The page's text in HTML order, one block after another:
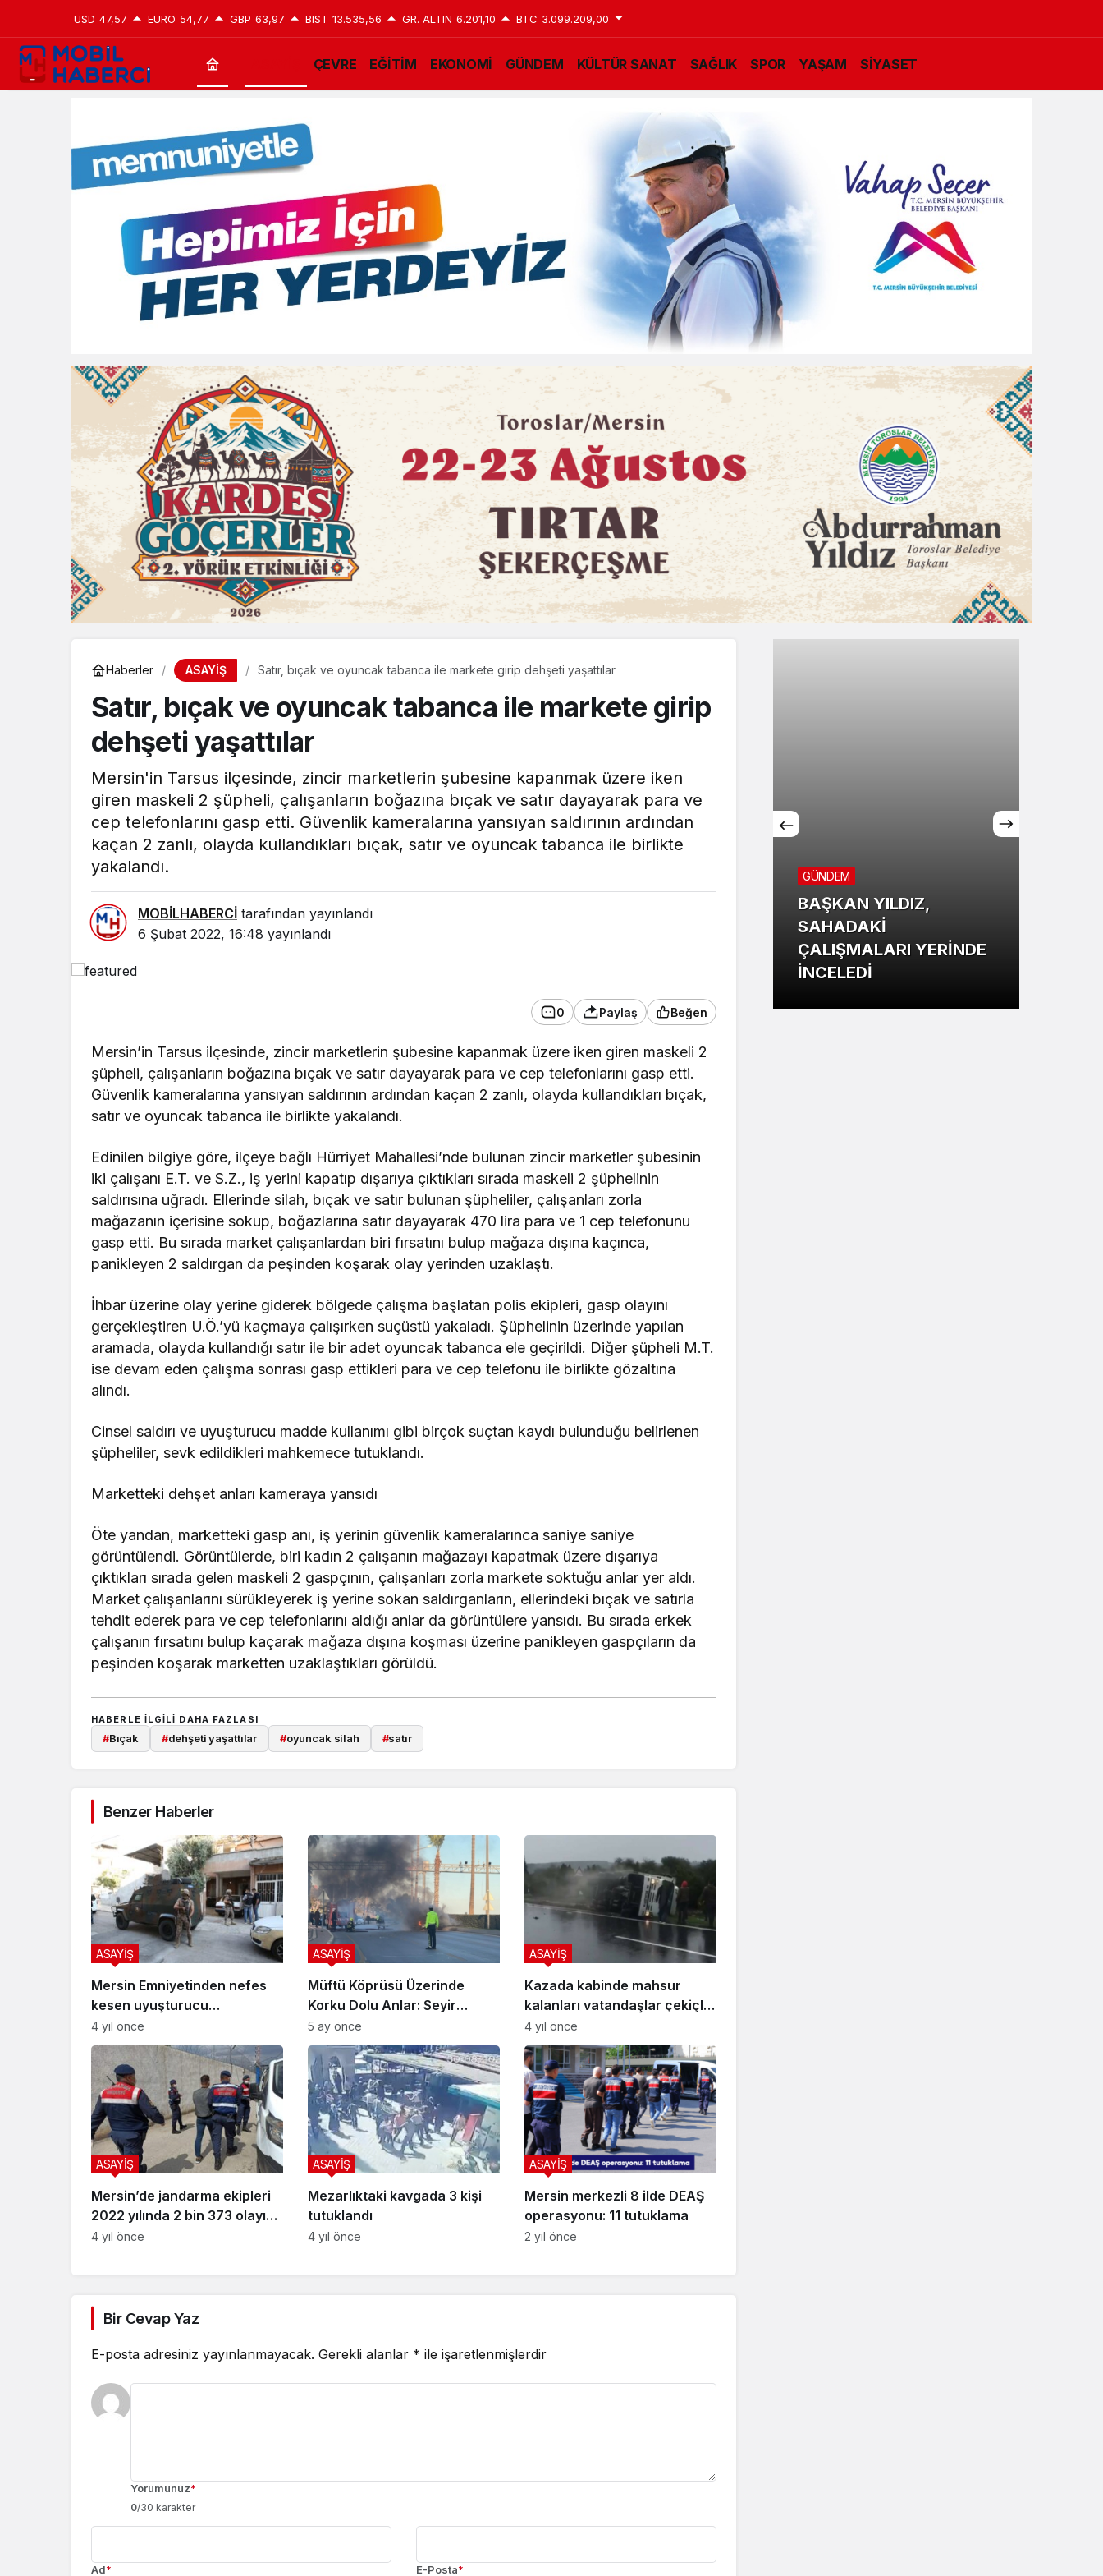
USD 47,57 EURO 54,77 GBP 63,97 BIST 13.535,56 GR. ALTIN 6.201,10 BTC 3.099.209,00
ÇEVRE EĞİTİM EKONOMİ GÜNDEM KÜLTÜR SANAT SAĞLIK SPOR YAŞAM SİYASET
Haberler ASAYİŞ Satır, bıçak ve oyuncak tabanca ile markete girip dehşeti yaşattılar
Satır, bıçak ve oyuncak tabanca ile markete girip
dehşeti yaşattılar
Mersin'in Tarsus ilçesinde, zincir marketlerin şubesine kapanmak üzere iken
giren maskeli 2 şüpheli, çalışanların boğazına bıçak ve satır dayayarak para ve
cep telefonlarını gasp etti. Güvenlik kameralarına yansıyan saldırının ardından
kaçan 2 zanlı, olayda kullandıkları bıçak, satır ve oyuncak tabanca ile birlikte
yakalandı.
MOBİLHABERCİ tarafından yayınlandı
6 Şubat 2022, 16:48 yayınlandı
0 Paylaş Beğen
Mersin’in Tarsus ilçesinde, zincir marketlerin şubesine kapanmak üzere iken giren maskeli 2
şüpheli, çalışanların boğazına bıçak ve satır dayayarak para ve cep telefonlarını gasp etti.
Güvenlik kameralarına yansıyan saldırının ardından kaçan 2 zanlı, olayda kullandıkları bıçak,
satır ve oyuncak tabanca ile birlikte yakalandı.
Edinilen bilgiye göre, ilçeye bağlı Hürriyet Mahallesi’nde bulunan zincir marketler şubesinin
iki çalışanı E.T. ve S.Z., iş yerini kapatıp dışarıya çıktıkları sırada maskeli 2 şüphelinin
saldırısına uğradı. Ellerinde silah, bıçak ve satır bulunan şüpheliler, çalışanları zorla
mağazanın içerisine sokup, boğazlarına satır dayayarak 470 lira para ve 1 cep telefonunu
gasp etti. Bu sırada market çalışanlardan biri fırsatını bulup mağaza dışına kaçınca,
panikleyen 2 saldırgan da peşinden koşarak olay yerinden uzaklaştı.
İhbar üzerine olay yerine giderek bölgede çalışma başlatan polis ekipleri, gasp olayını
gerçekleştiren U.Ö.’yü kaçmaya çalışırken suçüstü yakaladı. Şüphelinin üzerinde yapılan
aramada, olayda kullandığı satır ile bir adet oyuncak tabanca ele geçirildi. Diğer şüpheli M.T.
ise devam eden çalışma sonrası gasp ettikleri para ve cep telefonu ile birlikte gözaltına
alındı.
Cinsel saldırı ve uyuşturucu madde kullanımı gibi birçok suçtan kaydı bulunduğu belirlenen
şüpheliler, sevk edildikleri mahkemece tutuklandı.
Marketteki dehşet anları kameraya yansıdı
Öte yandan, marketteki gasp anı, iş yerinin güvenlik kameralarınca saniye saniye
görüntülendi. Görüntülerde, biri kadın 2 çalışanın mağazayı kapatmak üzere dışarıya
çıktıkları sırada gelen maskeli 2 gaspçının, çalışanları zorla markete soktuğu anlar yer aldı.
Market çalışanlarını sürükleyerek iş yerine sokan saldırganların, ellerindeki bıçak ve satırla
tehdit ederek para ve cep telefonlarını aldığı anlar da görüntülere yansıdı. Bu sırada erkek
çalışanın fırsatını bulup kaçarak mağaza dışına koşması üzerine panikleyen gaspçıların da
peşinden koşarak marketten uzaklaştıkları görüldü.
HABERLE ILGILI DAHA FAZLASI
#Bıçak #dehşeti yaşattılar #oyuncak silah #satır
Benzer Haberler
Mersin Emniyetinden nefes
kesen uyuşturucu
operasyonu
ASAYİŞ
4 yıl önce
Müftü Köprüsü Üzerinde
Korku Dolu Anlar: Seyir
Halindeki Otomobil Alev Aldı
ASAYİŞ
5 ay önce
Kazada kabinde mahsur
kalanları vatandaşlar çekiçle
camı kırarak kurtardı
ASAYİŞ
4 yıl önce
Mersin’de jandarma ekipleri
2022 yılında 2 bin 373 olayı
aydınlattı
ASAYİŞ
4 yıl önce
Mezarlıktaki kavgada 3 kişi
tutuklandı
ASAYİŞ
4 yıl önce
Mersin merkezli 8 ilde DEAŞ
operasyonu: 11 tutuklama
ASAYİŞ
2 yıl önce
Bir Cevap Yaz
E-posta adresiniz yayınlanmayacak. Gerekli alanlar * ile işaretlenmişlerdir
Yorumunuz*
0/30 karakter
Ad* E-Posta*
GÜNDEM
BAŞKAN YILDIZ,
SAHADAKİ
ÇALIŞMALARI YERİNDE
İNCELEDİ